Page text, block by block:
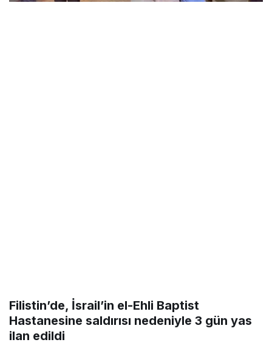
Filistin’de, İsrail’in el-Ehli Baptist
Hastanesine saldırısı nedeniyle 3 gün yas
ilan edildi